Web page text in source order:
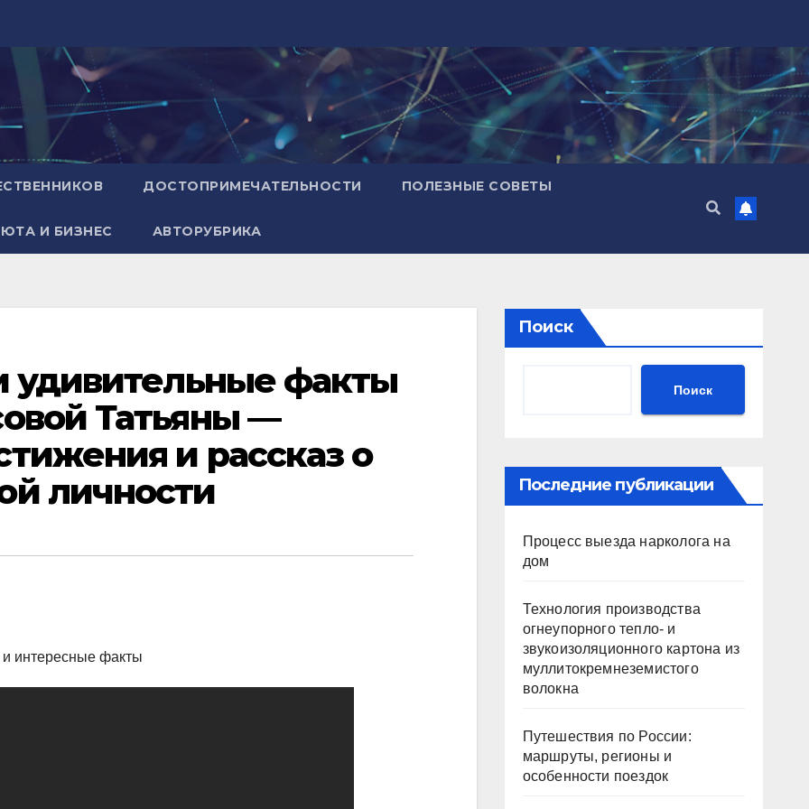
ДОСТОПРИМЕЧАТЕЛЬНОСТИ ПОЛЕЗНЫЕ СОВЕТЫ
И БИЗНЕС АВТОРУБРИКА
удивительные факты
Татьяны —
и рассказ о
личности
Поиск
Поиск
Последние публикации
Процесс выезда нарколога на
дом
Технология производства
огнеупорного тепло- и
звукоизоляционного картона из
муллитокремнеземистого
волокна
Путешествия по России:
маршруты, регионы и
особенности поездок